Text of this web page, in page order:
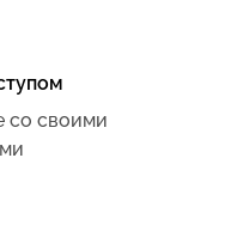
со своими